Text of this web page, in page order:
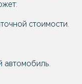
стоимости.
автомобиль.